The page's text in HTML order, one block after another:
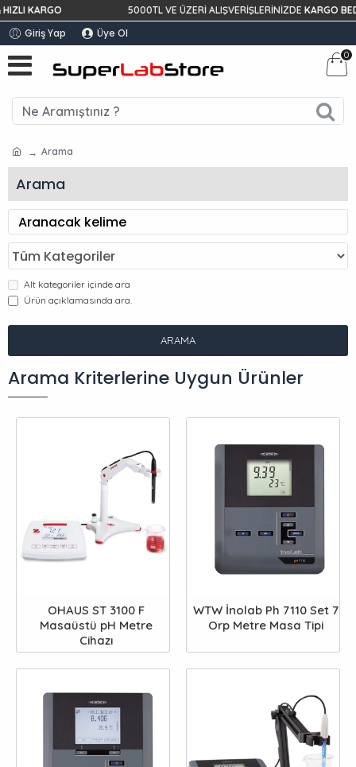
KARGO 5000TL VE ÜZERİ ALIŞVERİŞLERİNİZDEKARGO
Giriş Yap Üye Ol
0
Arama
Arama
Alt kategoriler içinde ara
Ürün açıklamasında ara.
ARAMA
Arama Kriterlerine Uygun Ürünler
OHAUS ST 3100 F
Masaüstü pH Metre
Cihazı
WTW İnolab Ph 7110 Set 7
Orp Metre Masa Tipi